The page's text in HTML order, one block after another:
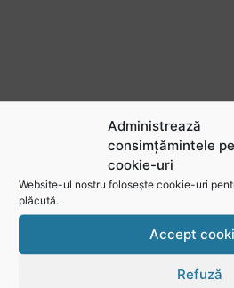
Administrează
consimțămintele
cookie-uri
Website-ul nostru folosește cookie-uri
plăcută.
Accept
Refuză